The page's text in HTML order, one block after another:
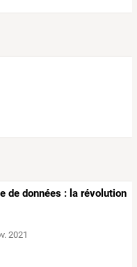
de données : la révolution
2021